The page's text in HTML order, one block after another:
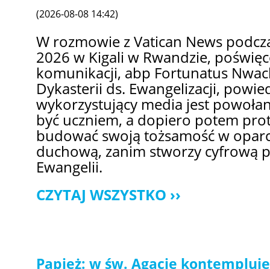
(2026-08-08 14:42)
W rozmowie z Vatican News
2026 w Kigali w Rwandzie,
komunikacji, abp Fortunatus
Dykasterii ds. Ewangelizacji,
wykorzystujący media jest
być uczniem, a dopiero potem
budować swoją tożsamość w
duchową, zanim stworzy cyfrową
Ewangelii.
CZYTAJ WSZYSTKO
Papież: w św. Agacie